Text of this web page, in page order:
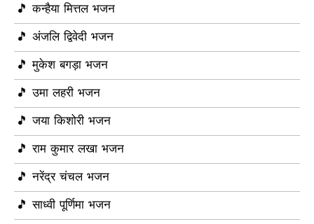
🎵 कन्हैया मित्तल भजन
🎵 अंजलि द्विवेदी भजन
🎵 मुकेश बगड़ा भजन
🎵 उमा लहरी भजन
🎵 जया किशोरी भजन
🎵 राम कुमार लखा भजन
🎵 नरेंद्र चंचल भजन
🎵 साध्वी पूर्णिमा भजन